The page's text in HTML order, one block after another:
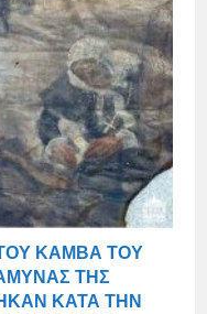
ΚΑΜΒΆ ΤΟΥ
ΤΗΣ
ΚΑΤΆ ΤΗΝ